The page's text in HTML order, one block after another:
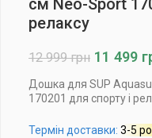
см Neo-Sport
релаксу
12 999грн 11 499
Дошка для SUP
170201 для спорту і
Термін доставки: 3-5